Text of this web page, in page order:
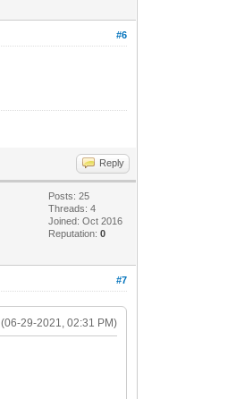
#6
Reply
Posts: 25
Threads: 4
Joined: Oct 2016
Reputation:0
#7
(06-29-2021, 02:31 PM)